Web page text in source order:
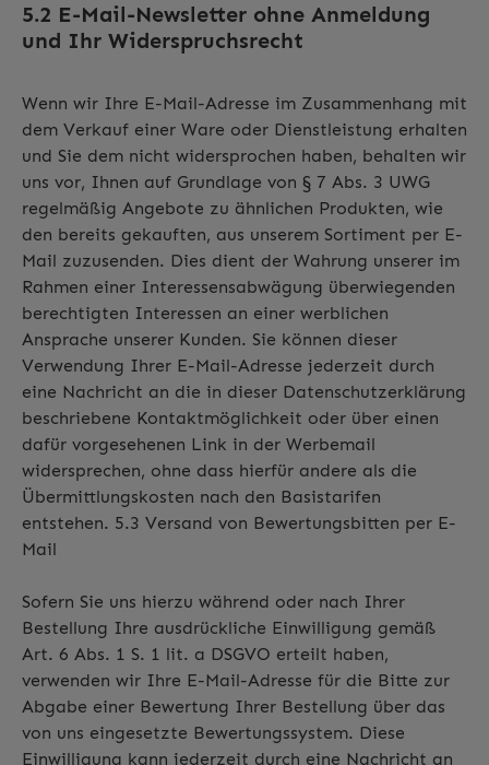
5.2 E-Mail-Newsletter ohne Anmeldung
und Ihr Widerspruchsrecht
Wenn wir Ihre E-Mail-Adresse im Zusammenhang mit
dem Verkauf einer Ware oder Dienstleistung erhalten
und Sie dem nicht widersprochen haben, behalten wir
uns vor, Ihnen auf Grundlage von § 7 Abs. 3 UWG
regelmäßig Angebote zu ähnlichen Produkten, wie
den bereits gekauften, aus unserem Sortiment per E-
Mail zuzusenden. Dies dient der Wahrung unserer im
Rahmen einer Interessensabwägung überwiegenden
berechtigten Interessen an einer werblichen
Ansprache unserer Kunden. Sie können dieser
Verwendung Ihrer E-Mail-Adresse jederzeit durch
eine Nachricht an die in dieser Datenschutzerklärung
beschriebene Kontaktmöglichkeit oder über einen
dafür vorgesehenen Link in der Werbemail
widersprechen, ohne dass hierfür andere als die
Übermittlungskosten nach den Basistarifen
entstehen. 5.3 Versand von Bewertungsbitten per E-
Mail
Sofern Sie uns hierzu während oder nach Ihrer
Bestellung Ihre ausdrückliche Einwilligung gemäß
Art. 6 Abs. 1 S. 1 lit. a DSGVO erteilt haben,
verwenden wir Ihre E-Mail-Adresse für die Bitte zur
Abgabe einer Bewertung Ihrer Bestellung über das
von uns eingesetzte Bewertungssystem. Diese
Einwilligung kann jederzeit durch eine Nachricht an